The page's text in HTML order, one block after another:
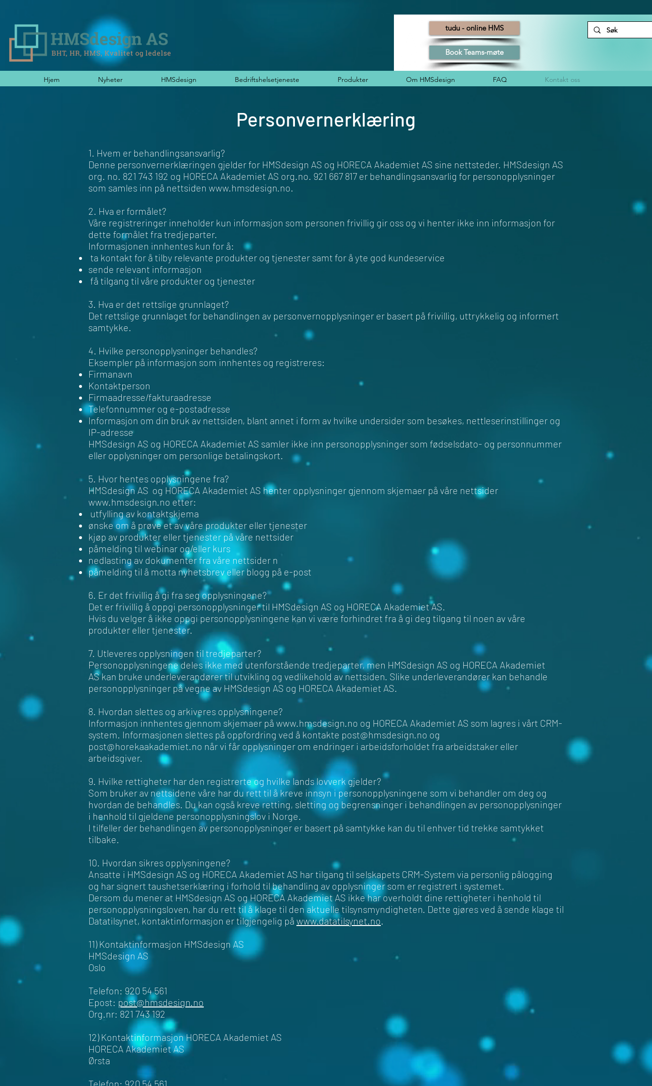
tudu - online HMS
Book Teams-møte
Hjem Nyheter HMSdesign Bedriftshelsetjeneste Produkter Om HMSdesign FAQ Kontakt oss
Personvernerklæring
1. Hvem er behandlingsansvarlig?
Denne personvernerklæringen gjelder for HMSdesign AS og HORECA Akademiet AS sine nettsteder. HMSdesign AS
org. no. 821 743 192 og HORECA Akademiet AS org.no. 921 667 817 er behandlingsansvarlig for personopplysninger
som samles inn på nettsiden www.hmsdesign.no.
2. Hva er formålet?
Våre registreringer inneholder kun informasjon som personen frivillig gir oss og vi henter ikke inn informasjon for
dette formålet fra tredjeparter.
Informasjonen innhentes kun for å:
ta kontakt for å tilby relevante produkter og tjenester samt for å yte god kundeservice
sende relevant informasjon
få tilgang til våre produkter og tjenester
3. Hva er det rettslige grunnlaget?
Det rettslige grunnlaget for behandlingen av personvernopplysninger er basert på frivillig, uttrykkelig og informert
samtykke.
4. Hvilke personopplysninger behandles?
Eksempler på informasjon som innhentes og registreres:
Firmanavn
Kontaktperson
Firmaadresse/fakturaadresse
Telefonnummer og e-postadresse
Informasjon om din bruk av nettsiden, blant annet i form av hvilke undersider som besøkes, nettleserinstillinger og
IP-adresse
HMSdesign AS og HORECA Akademiet AS samler ikke inn personopplysninger som fødselsdato- og personnummer
eller opplysninger om personlige betalingskort.
5. Hvor hentes opplysningene fra?
HMSdesign AS og HORECA Akademiet AS henter opplysninger gjennom skjemaer på våre nettsider
www.hmsdesign.no etter:
utfylling av kontaktskjema
ønske om å prøve et av våre produkter eller tjenester
kjøp av produkter eller tjenester på våre nettsider
påmelding til webinar og/eller kurs
nedlasting av dokumenter fra våre nettsider n
påmelding til å motta nyhetsbrev eller blogg på e-post
6. Er det frivillig å gi fra seg opplysningene?
Det er frivillig å oppgi personopplysninger til HMSdesign AS og HORECA Akademiet AS.
Hvis du velger å ikke oppgi personopplysningene kan vi være forhindret fra å gi deg tilgang til noen av våre
produkter eller tjenester.
7. Utleveres opplysningen til tredjeparter?
Personopplysningene deles ikke med utenforstående tredjeparter, men HMSdesign AS og HORECA Akademiet
AS kan bruke underleverandører til utvikling og vedlikehold av nettsiden. Slike underleverandører kan behandle
personopplysninger på vegne av HMSdesign AS og HORECA Akademiet AS.
8. Hvordan slettes og arkiveres opplysningene?
Informasjon innhentes gjennom skjemaer på www.hmsdesign.no og HORECA Akademiet AS som lagres i vårt CRM-
system. Informasjonen slettes på oppfordring ved å kontakte post@hmsdesign.no og
post@horekaakademiet.no når vi får opplysninger om endringer i arbeidsforholdet fra arbeidstaker eller
arbeidsgiver.
9. Hvilke rettigheter har den registrerte og hvilke lands lovverk gjelder?
Som bruker av nettsidene våre har du rett til å kreve innsyn i personopplysningene som vi behandler om deg og
hvordan de behandles. Du kan også kreve retting, sletting og begrensninger i behandlingen av personopplysninger
i henhold til gjeldene personopplysningslov i Norge.
I tilfeller der behandlingen av personopplysninger er basert på samtykke kan du til enhver tid trekke samtykket
tilbake.
10. Hvordan sikres opplysningene?
Ansatte i HMSdesign AS og HORECA Akademiet AS har tilgang til selskapets CRM-System via personlig pålogging
og har signert taushetserklæring i forhold til behandling av opplysninger som er registrert i systemet.
Dersom du mener at HMSdesign AS og HORECA Akademiet AS ikke har overholdt dine rettigheter i henhold til
personopplysningsloven, har du rett til å klage til den aktuelle tilsynsmyndigheten. Dette gjøres ved å sende klage til
Datatilsynet, kontaktinformasjon er tilgjengelig på www.datatilsynet.no.
11) Kontaktinformasjon HMSdesign AS
HMSdesign AS
Oslo
Telefon: 920 54 561
Epost: post@hmsdesign.no
Org.nr: 821 743 192
12) Kontaktinformasjon HORECA Akademiet AS
HORECA Akademiet AS
Ørsta
Telefon: 920 54 561